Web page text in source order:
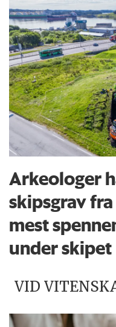
Arkeologer
skipsgrav
mest
under skipet
VID